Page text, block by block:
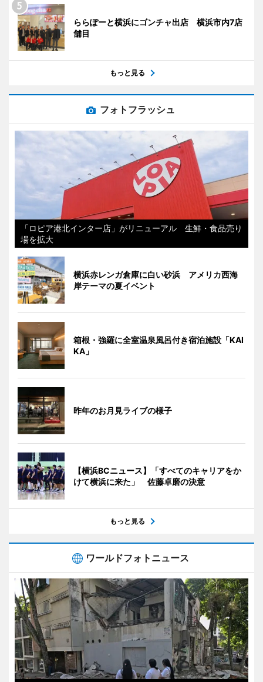
ららぽーと横浜にゴンチャ出店 横浜市内7店
舗目
もっと見る
フォトフラッシュ
「ロピア港北インター店」がリニューアル 生鮮・食品売り
場を拡大
横浜赤レンガ倉庫に白い砂浜 アメリカ西海
岸テーマの夏イベント
箱根・強羅に全室温泉風呂付き宿泊施設「KAI
KA」
昨年のお月見ライブの様子
【横浜BCニュース】「すべてのキャリアをか
けて横浜に来た」 佐藤卓磨の決意
もっと見る
ワールドフォトニュース